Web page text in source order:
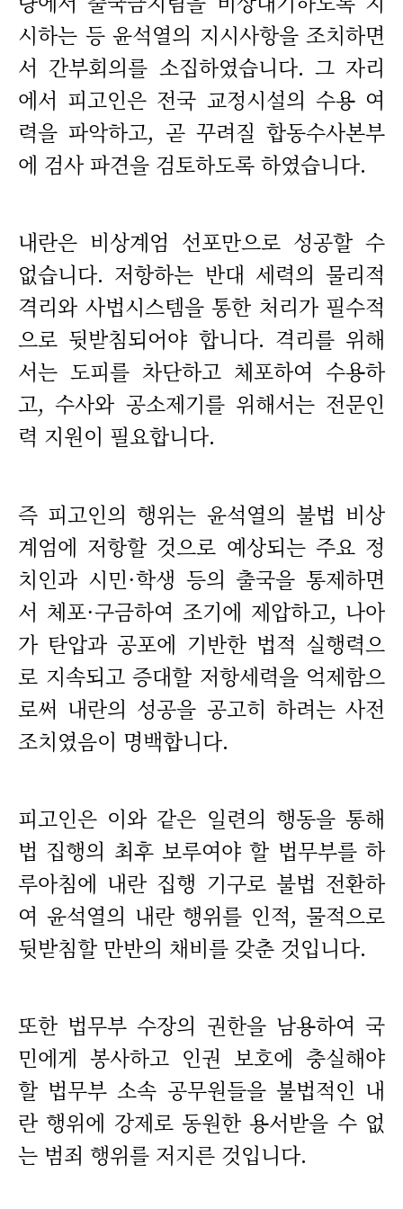
시하는 등 윤석열의 지시사항을 조치하면
서 간부회의를 소집하였습니다. 그 자리
에서 피고인은 전국 교정시설의 수용 여
력을 파악하고, 곧 꾸려질 합동수사본부
에 검사 파견을 검토하도록 하였습니다.
내란은 비상계엄 선포만으로 성공할 수
없습니다. 저항하는 반대 세력의 물리적
격리와 사법시스템을 통한 처리가 필수적
으로 뒷받침되어야 합니다. 격리를 위해
서는 도피를 차단하고 체포하여 수용하
고, 수사와 공소제기를 위해서는 전문인
력 지원이 필요합니다.
즉 피고인의 행위는 윤석열의 불법 비상
계엄에 저항할 것으로 예상되는 주요 정
치인과 시민·학생 등의 출국을 통제하면
서 체포·구금하여 조기에 제압하고, 나아
가 탄압과 공포에 기반한 법적 실행력으
로 지속되고 증대할 저항세력을 억제함으
로써 내란의 성공을 공고히 하려는 사전
조치였음이 명백합니다.
피고인은 이와 같은 일련의 행동을 통해
법 집행의 최후 보루여야 할 법무부를 하
루아침에 내란 집행 기구로 불법 전환하
여 윤석열의 내란 행위를 인적, 물적으로
뒷받침할 만반의 채비를 갖춘 것입니다.
또한 법무부 수장의 권한을 남용하여 국
민에게 봉사하고 인권 보호에 충실해야
할 법무부 소속 공무원들을 불법적인 내
란 행위에 강제로 동원한 용서받을 수 없
는 범죄 행위를 저지른 것입니다.